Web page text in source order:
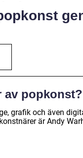
av popkonst?
grafik och även
är Andy